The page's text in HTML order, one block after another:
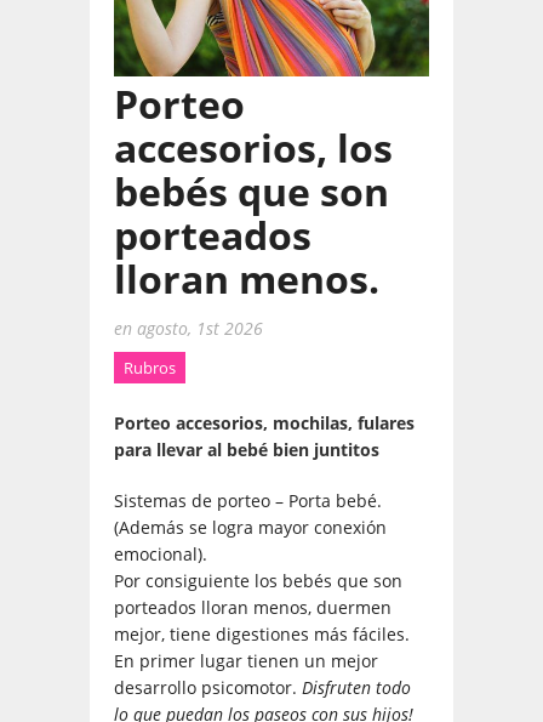
Porteo
accesorios, los
bebés que son
porteados
lloran menos.
en agosto, 1st 2026
Rubros
Porteo accesorios, mochilas, fulares
para llevar al bebé bien juntitos
Sistemas de porteo – Porta bebé.
(Además se logra mayor conexión
emocional).
Por consiguiente los bebés que son
porteados lloran menos, duermen
mejor, tiene digestiones más fáciles.
En primer lugar tienen un mejor
desarrollo psicomotor. Disfruten todo
lo que puedan los paseos con sus hijos!